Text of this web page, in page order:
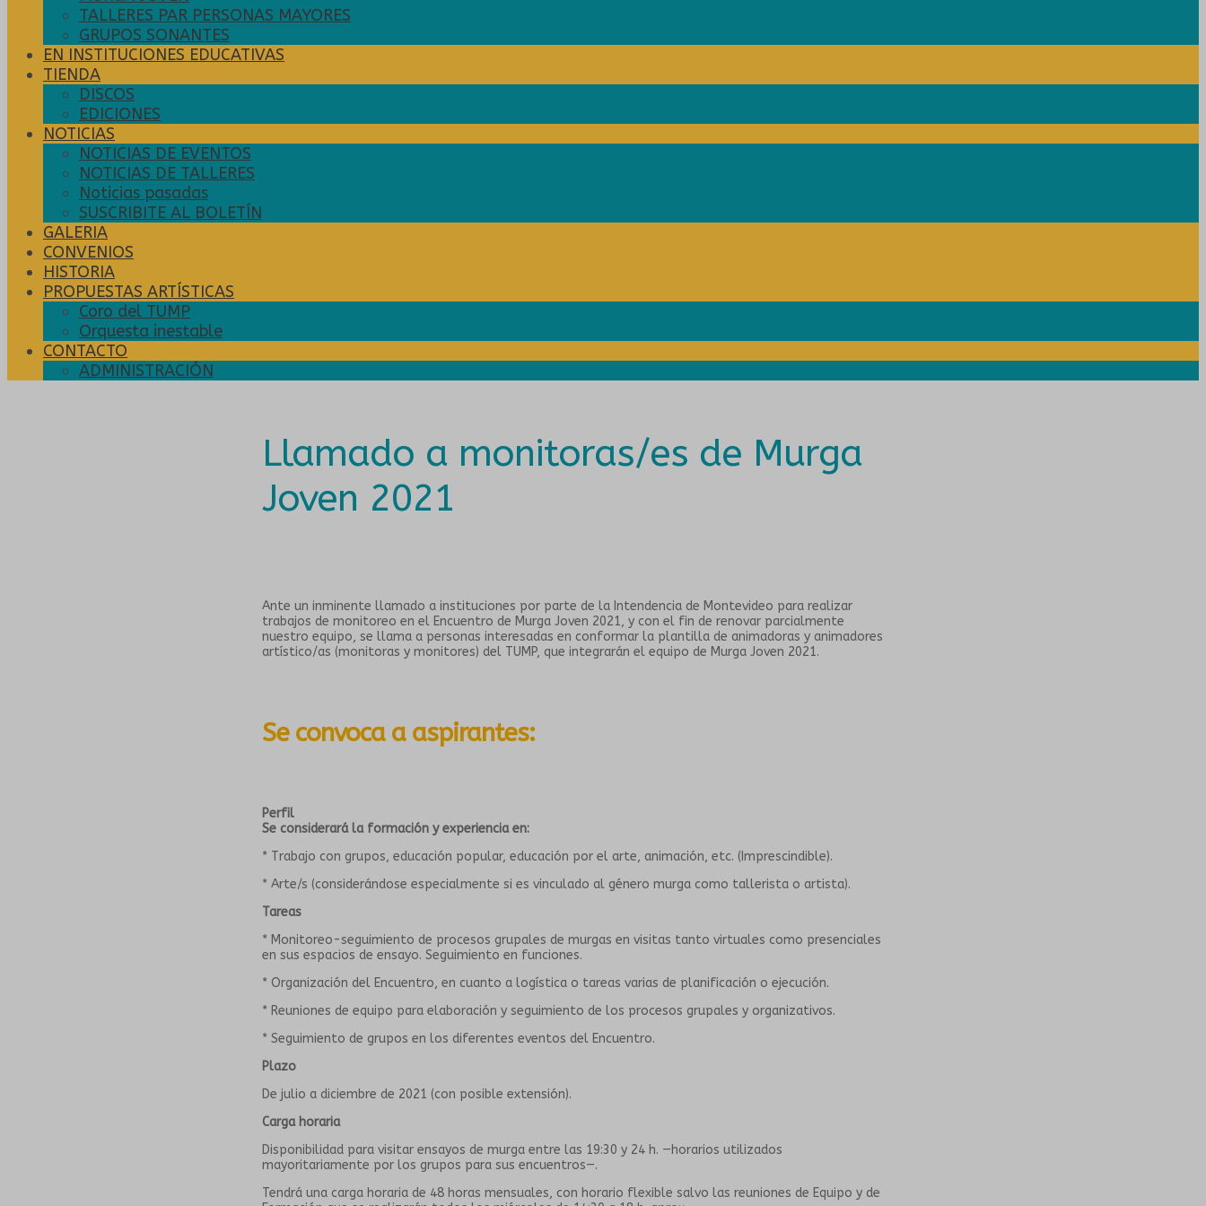
TALLERES PAR PERSONAS MAYORES
GRUPOS SONANTES
EN INSTITUCIONES EDUCATIVAS
TIENDA
DISCOS
EDICIONES
NOTICIAS
NOTICIAS DE EVENTOS
NOTICIAS DE TALLERES
Noticias pasadas
SUSCRIBITE AL BOLETÍN
GALERIA
CONVENIOS
HISTORIA
PROPUESTAS ARTÍSTICAS
Coro del TUMP
Orquesta inestable
CONTACTO
ADMINISTRACIÓN
Llamado a monitoras/es de Murga
Joven 2021
Ante un inminente llamado a instituciones por parte de la Intendencia de Montevideo para realizar
trabajos de monitoreo en el Encuentro de Murga Joven 2021, y con el fin de renovar parcialmente
nuestro equipo, se llama a personas interesadas en conformar la plantilla de animadoras y animadores
artístico/as (monitoras y monitores) del TUMP, que integrarán el equipo de Murga Joven 2021.
Se convoca a aspirantes:
Perfil
Se considerará la formación y experiencia en:
* Trabajo con grupos, educación popular, educación por el arte, animación, etc. (Imprescindible).
* Arte/s (considerándose especialmente si es vinculado al género murga como tallerista o artista).
Tareas
* Monitoreo-seguimiento de procesos grupales de murgas en visitas tanto virtuales como presenciales
en sus espacios de ensayo. Seguimiento en funciones.
* Organización del Encuentro, en cuanto a logística o tareas varias de planificación o ejecución.
* Reuniones de equipo para elaboración y seguimiento de los procesos grupales y organizativos.
* Seguimiento de grupos en los diferentes eventos del Encuentro.
Plazo
De julio a diciembre de 2021 (con posible extensión).
Carga horaria
Disponibilidad para visitar ensayos de murga entre las 19:30 y 24 h. —horarios utilizados
mayoritariamente por los grupos para sus encuentros—.
Tendrá una carga horaria de 48 horas mensuales, con horario flexible salvo las reuniones de Equipo y de